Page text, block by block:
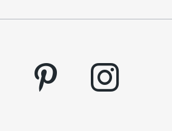
pinterest instagram